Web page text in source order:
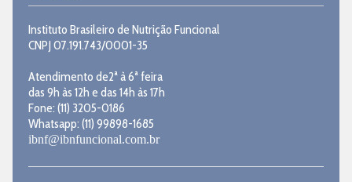
Instituto Brasileiro de Nutrição Funcional
CNPJ 07.191.743/0001-35
Atendimento de2ª à 6ª feira
das 9h às 12h e das 14h às 17h
Fone: (11) 3205-0186
Whatsapp: (11) 99898-1685
ibnf@ibnfuncional.com.br